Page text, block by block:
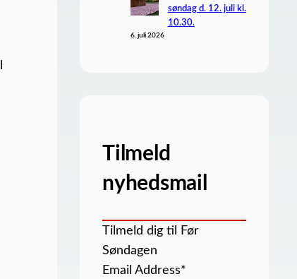
søndag d. 12. juli kl.
10.30.
6. juli 2026
Tilmeld
nyhedsmail
Tilmeld dig til Før
Søndagen
Email Address*